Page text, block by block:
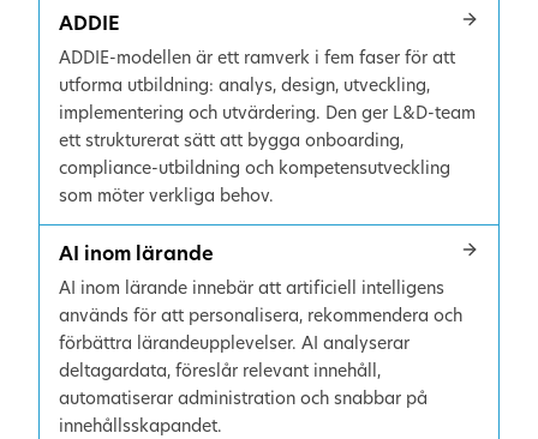
ADDIE
ADDIE-modellen är ett ramverk i fem faser för att
utforma utbildning: analys, design, utveckling,
implementering och utvärdering. Den ger L&D-team
ett strukturerat sätt att bygga onboarding,
compliance-utbildning och kompetensutveckling
som möter verkliga behov.
AI inom lärande
AI inom lärande innebär att artificiell intelligens
används för att personalisera, rekommendera och
förbättra lärandeupplevelser. AI analyserar
deltagardata, föreslår relevant innehåll,
automatiserar administration och snabbar på
innehållsskapandet.